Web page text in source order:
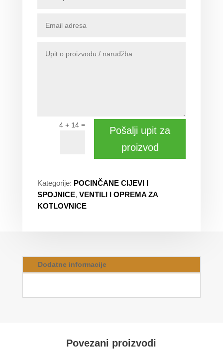
4 + 14=
Pošalji upit za
proizvod
Kategorije: POCINČANE CIJEVI I
SPOJNICE, VENTILI I OPREMA ZA
KOTLOVNICE
Dodatne informacije
Povezani proizvodi